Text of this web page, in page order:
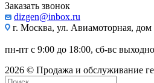
Заказать звонок
dizgen@inbox.ru
г. Москва, ул. Авиамоторная, дом
пн-пт с 9:00 до 18:00, сб-вс
2026 © Продажа и обслуживание